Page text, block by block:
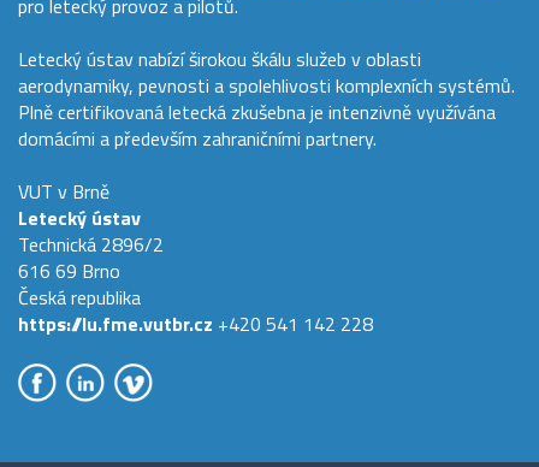
pro letecký provoz a pilotů.
Letecký ústav nabízí širokou škálu služeb v oblasti
aerodynamiky, pevnosti a spolehlivosti komplexních systémů.
Plně certifikovaná letecká zkušebna je intenzivně využívána
domácími a především zahraničními partnery.
VUT v Brně
Letecký ústav
Technická 2896/2
616 69 Brno
Česká republika
https://lu.fme.vutbr.cz +420 541 142 228